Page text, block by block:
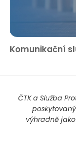
Komunikační
ČTK a Služba
výhradně